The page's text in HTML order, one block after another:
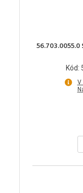
Kód:
V